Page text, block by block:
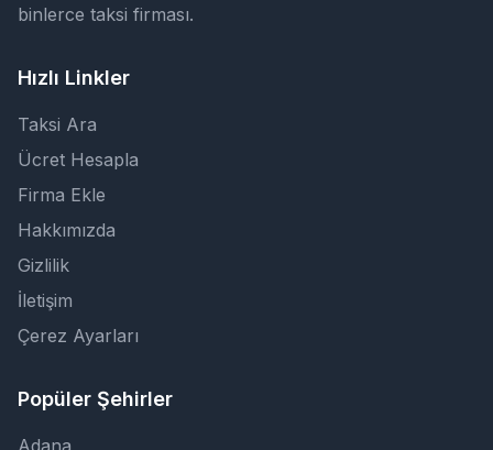
binlerce taksi firması.
Hızlı Linkler
Taksi Ara
Ücret Hesapla
Firma Ekle
Hakkımızda
Gizlilik
İletişim
Çerez Ayarları
Popüler Şehirler
Adana